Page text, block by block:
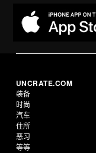
UNCRATE.COM
装备
时尚
汽车
住所
恶习
等等